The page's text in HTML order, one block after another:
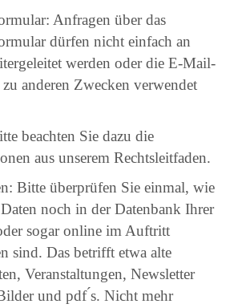
Anfragen über das
dürfen nicht einfach an
werden oder die E-Mail-
zu anderen Zwecken verwendet
beachten Sie dazu die
aus unserem Rechtsleitfaden.
Bitte überprüfen Sie einmal, wie
noch in der Datenbank Ihrer
sogar online im Auftritt
sind. Das betrifft etwa alte
Veranstaltungen, Newsletter
und pdf ́s. Nicht mehr